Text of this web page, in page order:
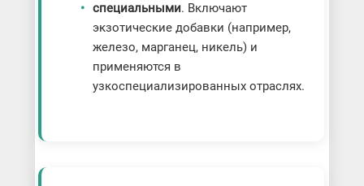
специальными. Включают
экзотические добавки (например,
железо, марганец, никель) и
применяются в
узкоспециализированных отраслях.